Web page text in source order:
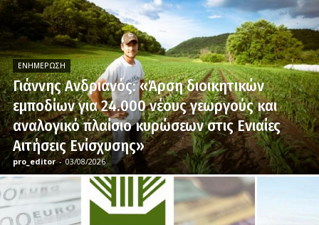
ΕΝΗΜΈΡΩΣΗ
Γιάννης Ανδριανός: «Άρση διοικητικών
εμποδίων για 24.000 νέους γεωργούς και
αναλογικό πλαίσιο κυρώσεων στις Ενιαίες
Αιτήσεις Ενίσχυσης»
pro_editor - 03/08/2026